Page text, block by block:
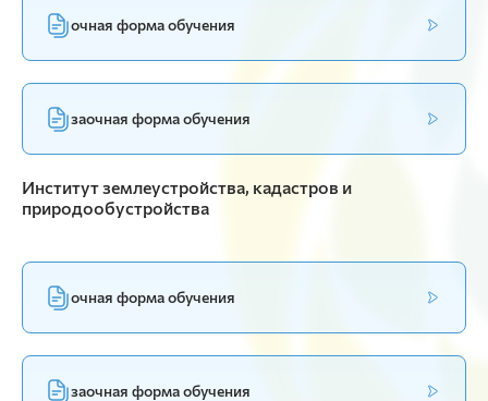
очная форма обучения
заочная форма обучения
Институт землеустройства, кадастров и
природообустройства
очная форма обучения
заочная форма обучения